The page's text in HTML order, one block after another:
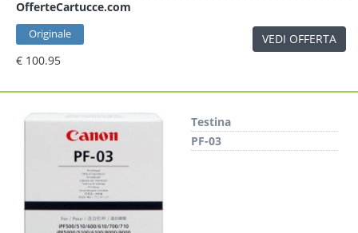
OfferteCartucce.com
Originale
€ 100.95
VEDI OFFERTA
Testina
PF-03